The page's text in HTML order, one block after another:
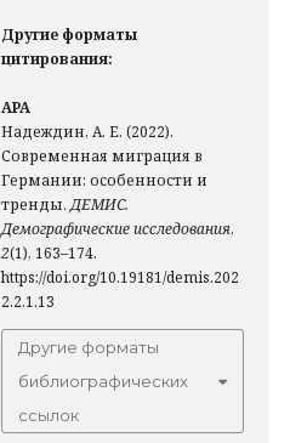
Другие форматы
цитирования:
APA
Надеждин, А. Е. (2022).
Современная миграция в
Германии: особенности и
тренды.ДЕМИС.
Демографические исследования,
2(1), 163–174.
https://doi.org/10.19181/demis.202
2.2.1.13
Другие форматы
библиографических
ссылок